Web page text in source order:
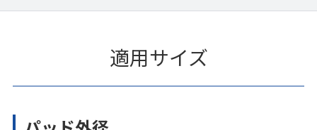
適用サイズ